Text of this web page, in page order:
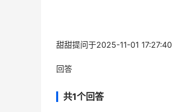
甜甜提问于2025-11-01 17:27:40
回答
共1个回答